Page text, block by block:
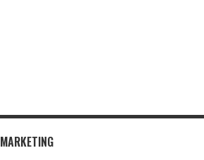
MARKETING